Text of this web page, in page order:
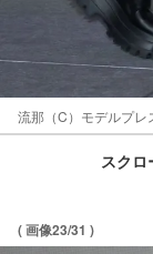
流那（C）モデルプレ
スク
( 画像23/31 )